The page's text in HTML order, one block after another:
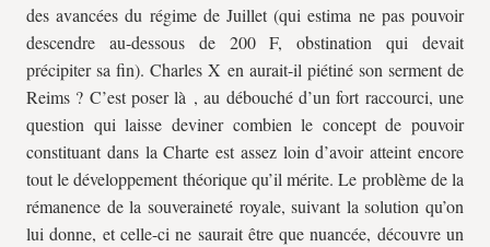
des avancées du régime de Juillet (qui estima ne pas pouvoir
descendre au-dessous de 200 F, obstination qui devait
précipiter sa fin). Charles X en aurait-il piétiné son serment de
Reims ? C’est poser là , au débouché d’un fort raccourci, une
question qui laisse deviner combien le concept de pouvoir
constituant dans la Charte est assez loin d’avoir atteint encore
tout le développement théorique qu’il mérite. Le problème de la
rémanence de la souveraineté royale, suivant la solution qu’on
lui donne, et celle-ci ne saurait être que nuancée, découvre un